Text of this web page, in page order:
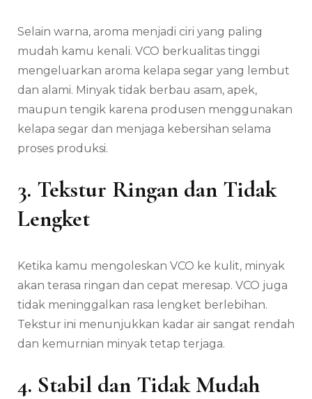
Selain warna, aroma menjadi ciri yang paling
mudah kamu kenali. VCO berkualitas tinggi
mengeluarkan aroma kelapa segar yang lembut
dan alami. Minyak tidak berbau asam, apek,
maupun tengik karena produsen menggunakan
kelapa segar dan menjaga kebersihan selama
proses produksi.
3. Tekstur Ringan dan Tidak
Lengket
Ketika kamu mengoleskan VCO ke kulit, minyak
akan terasa ringan dan cepat meresap. VCO juga
tidak meninggalkan rasa lengket berlebihan.
Tekstur ini menunjukkan kadar air sangat rendah
dan kemurnian minyak tetap terjaga.
4. Stabil dan Tidak Mudah